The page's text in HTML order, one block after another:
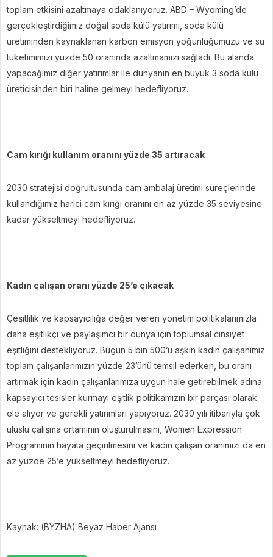
toplam etkisini azaltmaya odaklanıyoruz. ABD – Wyoming’de
gerçekleştirdiğimiz doğal soda külü yatırımı, soda külü
üretiminden kaynaklanan karbon emisyon yoğunluğumuzu ve su
tüketimimizi yüzde 50 oranında azaltmamızı sağladı. Bu alanda
yapacağımız diğer yatırımlar ile dünyanın en büyük 3 soda külü
üreticisinden biri haline gelmeyi hedefliyoruz.
Cam kırığı kullanım oranını yüzde 35 artıracak
2030 stratejisi doğrultusunda cam ambalaj üretimi süreçlerinde
kullandığımız harici cam kırığı oranını en az yüzde 35 seviyesine
kadar yükseltmeyi hedefliyoruz.
Kadın çalışan oranı yüzde 25’e çıkacak
Çeşitlilik ve kapsayıcılığa değer veren yönetim politikalarımızla
daha eşitlikçi ve paylaşımcı bir dünya için toplumsal cinsiyet
eşitliğini destekliyoruz. Bugün 5 bin 500’ü aşkın kadın çalışanımız
toplam çalışanlarımızın yüzde 23’ünü temsil ederken, bu oranı
artırmak için kadın çalışanlarımıza uygun hale getirebilmek adına
kapsayıcı tesisler kurmayı eşitlik politikamızın bir parçası olarak
ele alıyor ve gerekli yatırımları yapıyoruz. 2030 yılı itibarıyla çok
uluslu çalışma ortamının oluşturulmasını, Women Expression
Programının hayata geçirilmesini ve kadın çalışan oranımızı da en
az yüzde 25’e yükseltmeyi hedefliyoruz.
Kaynak: (BYZHA) Beyaz Haber Ajansı